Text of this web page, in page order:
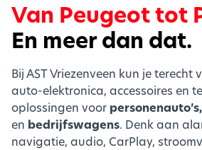
Van Peugeot tot
En meer dan dat.
Bij AST Vriezenveen kun je
auto-elektronica, accessoires en
oplossingen voor
en bedrijfswagens. Denk aan
navigatie, audio, CarPlay,